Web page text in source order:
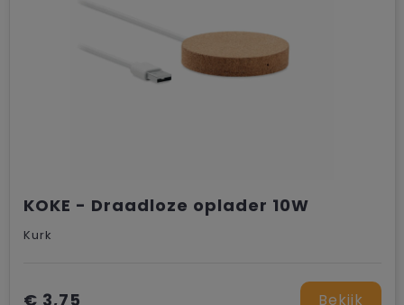
KOKE - Draadloze oplader 10W
Kurk
€ 3,75 Bekijk